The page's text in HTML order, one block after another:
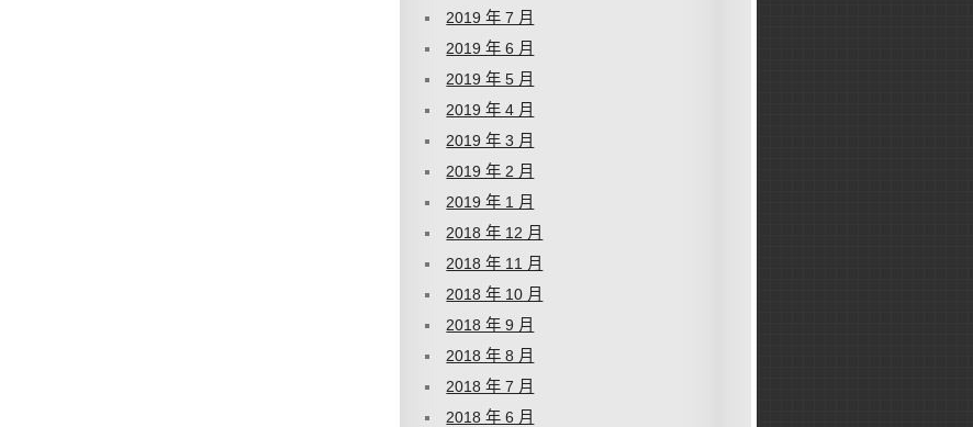
2019 年 7 月
2019 年 6 月
2019 年 5 月
2019 年 4 月
2019 年 3 月
2019 年 2 月
2019 年 1 月
2018 年 12 月
2018 年 11 月
2018 年 10 月
2018 年 9 月
2018 年 8 月
2018 年 7 月
2018 年 6 月